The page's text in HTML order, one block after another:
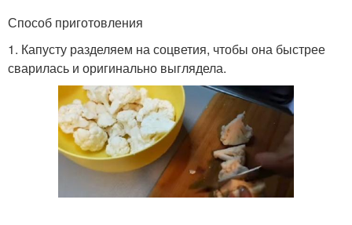
Способ приготовления
1. Капусту разделяем на соцветия, чтобы она быстрее
сварилась и оригинально выглядела.